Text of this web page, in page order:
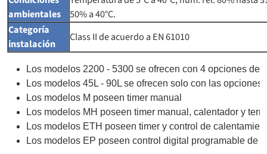
ambientales
50% a 40°C.
Categoría
instalación
Class II de acuerdo a EN 61010
Los modelos 2200 - 5300 se ofrecen con 4 opciones de
Los modelos 45L - 90L se ofrecen solo con las opciones
Los modelos M poseen timer manual
Los modelos MH poseen timer manual, calentador y
Los modelos ETH poseen timer y control de
Los modelos EP poseen control digital programable de